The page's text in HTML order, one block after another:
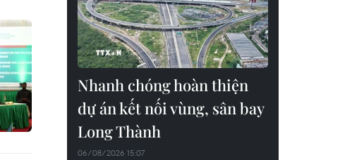
Nhanh chóng hoàn thiện
dự án kết nối vùng, sân bay
Long Thành
06/08/2026 15:07